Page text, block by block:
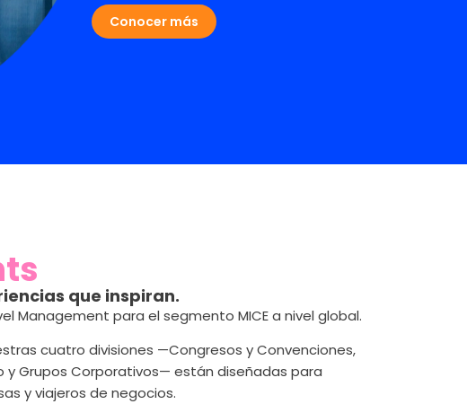
Conocer más
que inspiran.
Management para el segmento MICE a nivel global.
cuatro divisiones —Congresos y Convenciones,
y Grupos Corporativos— están diseñadas para
y viajeros de negocios.